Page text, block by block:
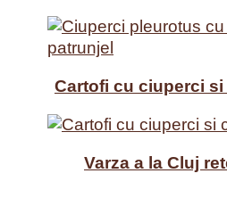
Cartofi cu ciuperci si
Varza a la Cluj